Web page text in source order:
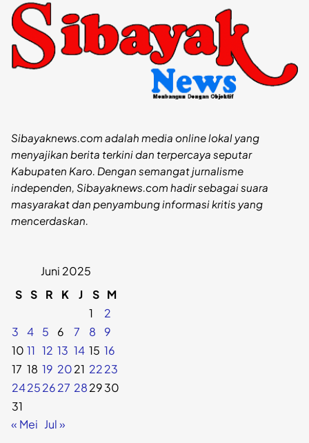
Sibayaknews.com adalah media online lokal yang
menyajikan berita terkini dan terpercaya seputar
Kabupaten Karo. Dengan semangat jurnalisme
independen, Sibayaknews.com hadir sebagai suara
masyarakat dan penyambung informasi kritis yang
mencerdaskan.
Juni 2025
S S R K J S M
1
2
3
4 5 6 7 8
9
10 11 12 13 14 15 16
17 18 19 2021 2223
24252627 282930
31
« Mei Jul »